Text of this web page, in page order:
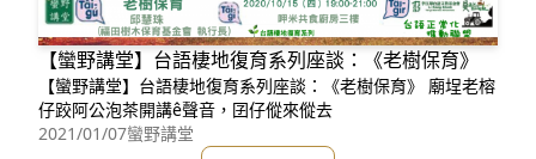
【蠻野講堂】台語棲地復育系列座談：《老樹保育》
【蠻野講堂】台語棲地復育系列座談：《老樹保育》 廟埕老榕
仔跤阿公泡茶開講ê聲音，囝仔傱來傱去
2021/01/07蠻野講堂